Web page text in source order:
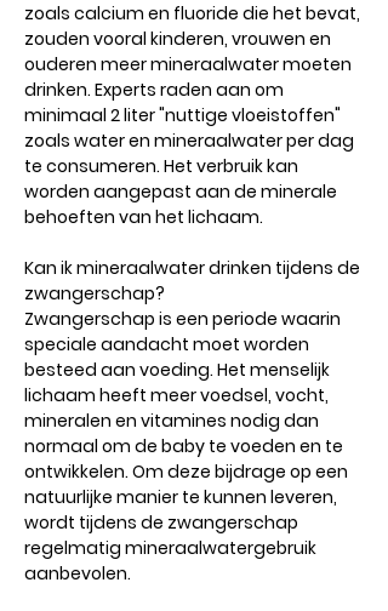
zoals calcium en fluoride die het bevat,
zouden vooral kinderen, vrouwen en
ouderen meer mineraalwater moeten
drinken. Experts raden aan om
minimaal 2 liter "nuttige vloeistoffen"
zoals water en mineraalwater per dag
te consumeren. Het verbruik kan
worden aangepast aan de minerale
behoeften van het lichaam.
Kan ik mineraalwater drinken tijdens de
zwangerschap?
Zwangerschap is een periode waarin
speciale aandacht moet worden
besteed aan voeding. Het menselijk
lichaam heeft meer voedsel, vocht,
mineralen en vitamines nodig dan
normaal om de baby te voeden en te
ontwikkelen. Om deze bijdrage op een
natuurlijke manier te kunnen leveren,
wordt tijdens de zwangerschap
regelmatig mineraalwatergebruik
aanbevolen.